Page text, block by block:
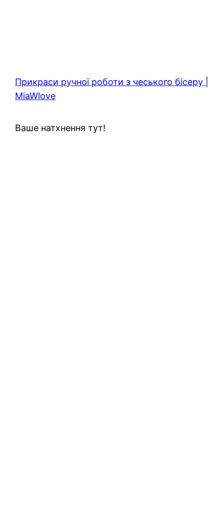
Прикраси ручної роботи з чеського бісеру |
MiaWlove
Ваше натхнення тут!